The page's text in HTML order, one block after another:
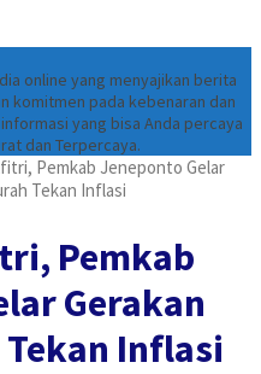
online yang menyajikan berita
komitmen pada kebenaran dan
yang bisa Anda percaya
dan Terpercaya.
Pemkab Jeneponto Gelar
Tekan Inflasi
Pemkab
Gerakan
Inflasi